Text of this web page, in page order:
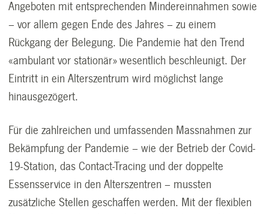
Angeboten mit entsprechenden Mindereinnahmen sowie
– vor allem gegen Ende des Jahres – zu einem
Rückgang der Belegung. Die Pandemie hat den Trend
«ambulant vor stationär» wesentlich beschleunigt. Der
Eintritt in ein Alterszentrum wird möglichst lange
hinausgezögert.
Für die zahlreichen und umfassenden Massnahmen zur
Bekämpfung der Pandemie – wie der Betrieb der Covid-
19-Station, das Contact-Tracing und der doppelte
Essensservice in den Alterszentren – mussten
zusätzliche Stellen geschaffen werden. Mit der flexiblen